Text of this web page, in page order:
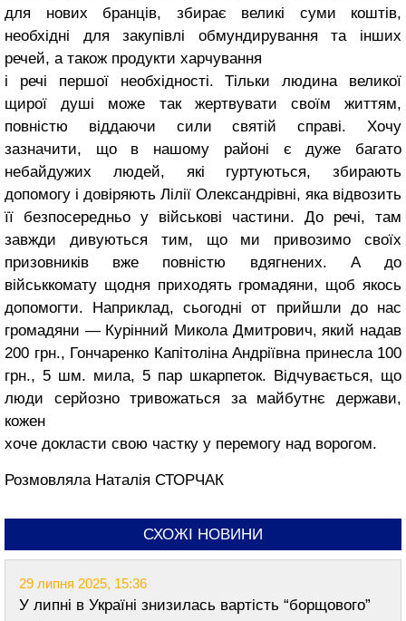
для нових бранців, збирає великі суми коштів,
необхідні для закупівлі обмундирування та інших
речей, а також продукти харчування
і речі першої необхідності. Тільки людина великої
щирої душі може так жертвувати своїм життям,
повністю віддаючи сили святій справі. Хочу
зазначити, що в нашому районі є дуже багато
небайдужих людей, які гуртуються, збирають
допомогу і довіряють Лілії Олександрівні, яка відвозить
її безпосередньо у військові частини. До речі, там
завжди дивуються тим, що ми привозимо своїх
призовників вже повністю вдягнених. А до
військкомату щодня приходять громадяни, щоб якось
допомогти. Наприклад, сьогодні от прийшли до нас
громадяни — Курінний Микола Дмитрович, який надав
200 грн., Гончаренко Капітоліна Андріївна принесла 100
грн., 5 шм. мила, 5 пар шкарпеток. Відчувається, що
люди серйозно тривожаться за майбутнє держави,
кожен
хоче докласти свою частку у перемогу над ворогом.
Розмовляла Наталія СТОРЧАК
СХОЖІ НОВИНИ
29 липня 2025, 15:36
У липні в Україні знизилась вартість “борщового”